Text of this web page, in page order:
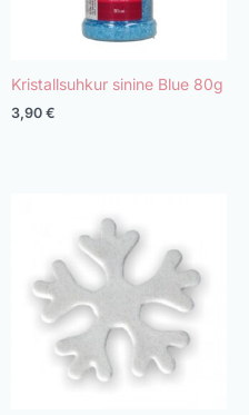
Kristallsuhkur sinine Blue 80g
3,90 €